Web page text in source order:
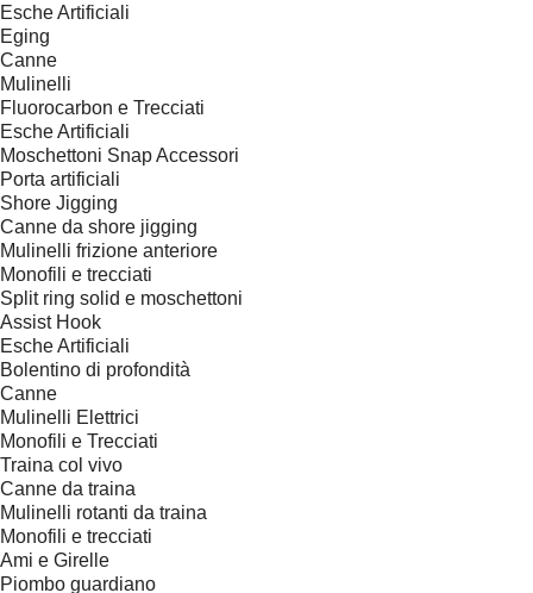
Esche Artificiali
Eging
Canne
Mulinelli
Fluorocarbon e Trecciati
Esche Artificiali
Moschettoni Snap Accessori
Porta artificiali
Shore Jigging
Canne da shore jigging
Mulinelli frizione anteriore
Monofili e trecciati
Split ring solid e moschettoni
Assist Hook
Esche Artificiali
Bolentino di profondità
Canne
Mulinelli Elettrici
Monofili e Trecciati
Traina col vivo
Canne da traina
Mulinelli rotanti da traina
Monofili e trecciati
Ami e Girelle
Piombo guardiano